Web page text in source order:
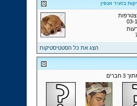
בזעיר אנפין
03-
הצג את כל הסטטיסטיקות